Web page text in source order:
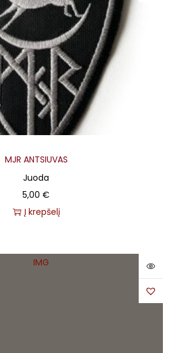
MJR ANTSIUVAS
Juoda
5,00€
Į krepšelį